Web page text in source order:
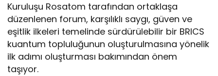
Kuruluşu Rosatom tarafından ortaklaşa
düzenlenen forum, karşılıklı saygı, güven ve
eşitlik ilkeleri temelinde sürdürülebilir bir BRICS
kuantum topluluğunun oluşturulmasına yönelik
ilk adımı oluşturması bakımından önem
taşıyor.